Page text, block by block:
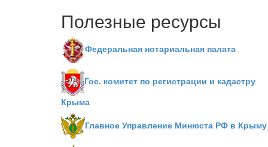
Полезные ресурсы
Федеральная нотариальная палата
Гос. комитет по регистрации и кадастру
Крыма
Главное Управление Минюста РФ в Крыму